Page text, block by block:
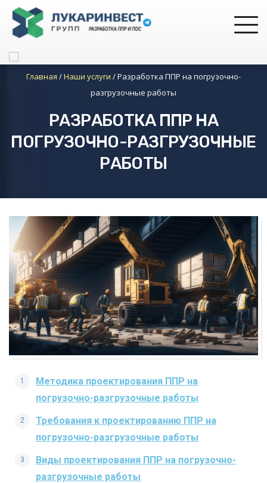
Главная /Наши услуги /Разработка ППР на погрузочно-
разгрузочные работы
РАЗРАБОТКА ППР НА
ПОГРУЗОЧНО-РАЗГРУЗОЧНЫЕ
РАБОТЫ
Методика проектирования ППР на
погрузочно-разгрузочные работы
Требования к проектированию ППР на
погрузочно-разгрузочные работы
Виды проектирования ППР на погрузочно-
разгрузочные работы